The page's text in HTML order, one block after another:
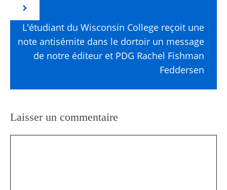
L'étudiant du Wisconsin College reçoit une
note antisémite dans le dortoir un message
de notre éditeur et PDG Rachel Fishman
Feddersen
Laisser un commentaire